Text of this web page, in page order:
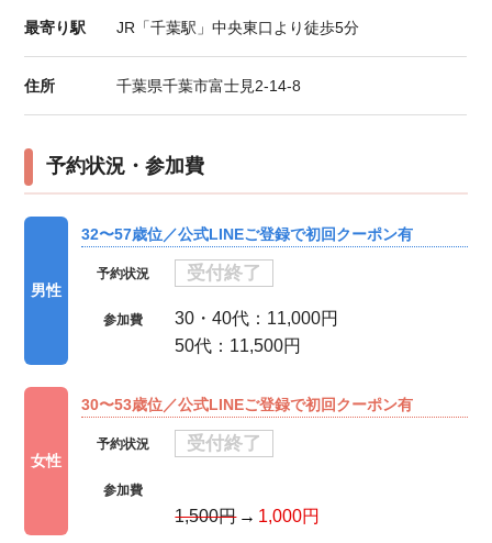
最寄り駅 JR「千葉駅」中央東口より徒歩5分
住所 千葉県千葉市富士見2-14-8
予約状況・参加費
男性
32〜57歳位／公式LINEご登録で初回クーポン有
予約状況 受付終了
参加費
30・40代：11,000円
50代：11,500円
女性
30〜53歳位／公式LINEご登録で初回クーポン有
予約状況 受付終了
参加費
1,500円 1,000円